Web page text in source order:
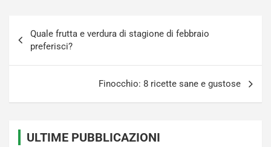
articoli
Quale frutta e verdura di stagione di febbraio
preferisci?
Finocchio: 8 ricette sane e gustose
ULTIME PUBBLICAZIONI